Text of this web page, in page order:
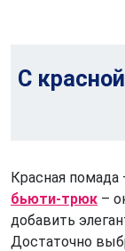
С
Красная помада
бьюти-трюк –
добавить
Достаточно